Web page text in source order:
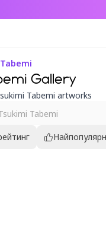
Gallery
Tabemi artworks